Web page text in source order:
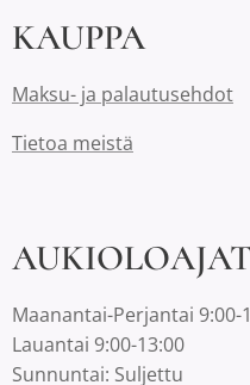
KAUPPA
Maksu- ja palautusehdot
Tietoa meistä
AUKIOLOAJAT
Maanantai-Perjantai 9:00-
Lauantai 9:00-13:00
Sunnuntai: Suljettu